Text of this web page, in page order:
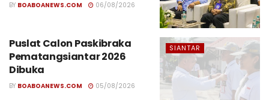
BY BOABOANEWS.COM 06/08/2026
SIANTAR
Puslat Calon Paskibraka
Pematangsiantar 2026
Dibuka
BY BOABOANEWS.COM 05/08/2026